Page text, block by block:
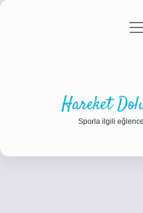
Gizlilik
Hareket
Sporla ilgili